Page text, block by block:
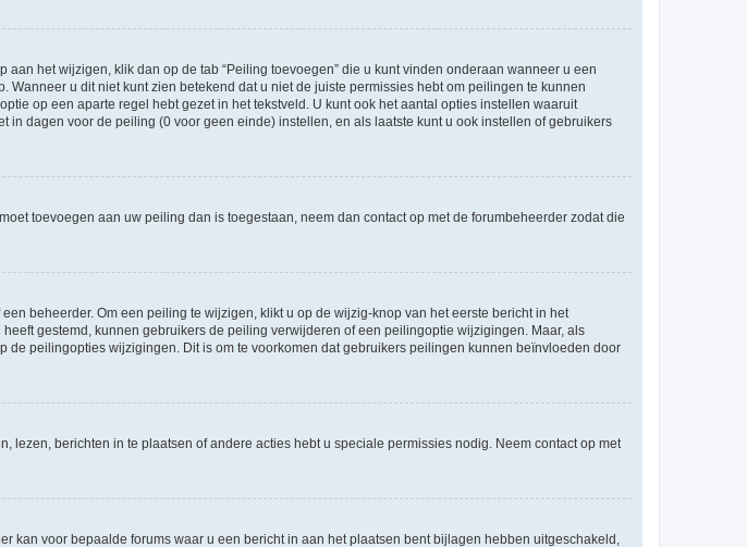
het wijzigen, klik dan op de tab “Peiling toevoegen” die u kunt vinden onderaan wanneer u een
u dit niet kunt zien betekend dat u niet de juiste permissies hebt om peilingen te kunnen
op een aparte regel hebt gezet in het tekstveld. U kunt ook het aantal opties instellen waaruit
dagen voor de peiling (0 voor geen einde) instellen, en als laatste kunt u ook instellen of gebruikers
toevoegen aan uw peiling dan is toegestaan, neem dan contact op met de forumbeheerder zodat die
beheerder. Om een peiling te wijzigen, klikt u op de wijzig-knop van het eerste bericht in het
gestemd, kunnen gebruikers de peiling verwijderen of een peilingoptie wijzigingen. Maar, als
peilingopties wijzigingen. Dit is om te voorkomen dat gebruikers peilingen kunnen beïnvloeden door
berichten in te plaatsen of andere acties hebt u speciale permissies nodig. Neem contact op met
voor bepaalde forums waar u een bericht in aan het plaatsen bent bijlagen hebben uitgeschakeld,